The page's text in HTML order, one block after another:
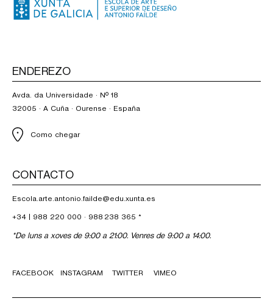
ENDEREZO
Avda. da Universidade · Nº 18
32005 · A Cuña · Ourense · España
Como chegar
CONTACTO
Escola.arte.antonio.failde@edu.xunta.es
+34 | 988 220 000 · 988 238 365 *
*De luns a xoves de 9:00 a 21:00. Venres de 9:00 a 14:00.
FACEBOOK INSTAGRAM TWITTER VIMEO